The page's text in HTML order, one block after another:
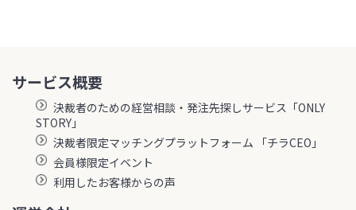
サービス概要
決裁者のための経営相談・発注先探しサービス「ONLY
STORY」
決裁者限定マッチングプラットフォーム 「チラCEO」
会員様限定イベント
利用したお客様からの声